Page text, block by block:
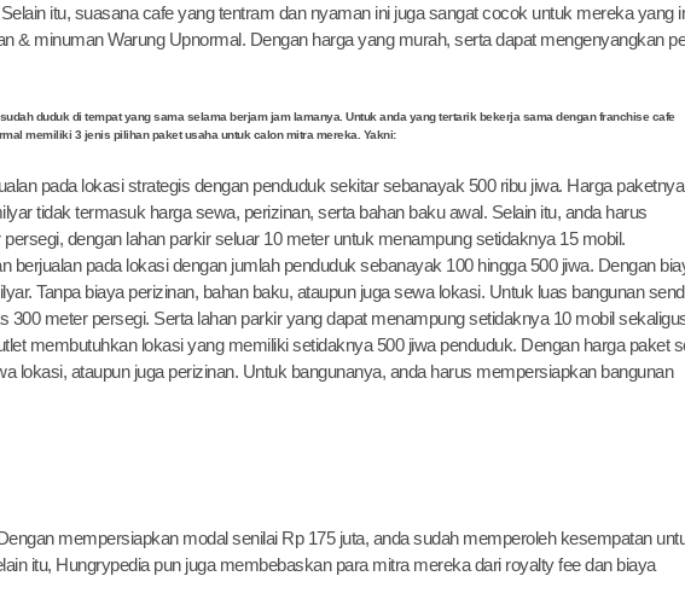
itu, suasana cafe yang tentram dan nyaman ini juga sangat cocok untuk mereka yang
& minuman Warung Upnormal. Dengan harga yang murah, serta dapat mengenyangkan
duduk di tempat yang sama selama berjam jam lamanya. Untuk anda yang tertarik bekerja sama dengan franchise cafe
memiliki 3 jenis pilihan paket usaha untuk calon mitra mereka. Yakni:
pada lokasi strategis dengan penduduk sekitar sebanayak 500 ribu jiwa. Harga paketnya
tidak termasuk harga sewa, perizinan, serta bahan baku awal. Selain itu, anda harus
dengan lahan parkir seluar 10 meter untuk menampung setidaknya 15 mobil.
berjualan pada lokasi dengan jumlah penduduk sebanayak 100 hingga 500 jiwa. Dengan
Tanpa biaya perizinan, bahan baku, ataupun juga sewa lokasi. Untuk luas bangunan
meter persegi. Serta lahan parkir yang dapat menampung setidaknya 10 mobil
membutuhkan lokasi yang memiliki setidaknya 500 jiwa penduduk. Dengan harga paket
lokasi, ataupun juga perizinan. Untuk bangunanya, anda harus mempersiapkan bangunan
mempersiapkan modal senilai Rp 175 juta, anda sudah memperoleh kesempatan
itu, Hungrypedia pun juga membebaskan para mitra mereka dari royalty fee dan biaya